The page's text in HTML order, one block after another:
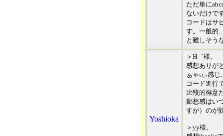
ただ単に
ないだけで
コードはサ
す。一般的
と難しそう
Yoshioka
＞H゛様。
感想ありが
ぁゃιぃ感
コード進行
比較的得意
郷愁感はい
すが）のが
＞yy様。